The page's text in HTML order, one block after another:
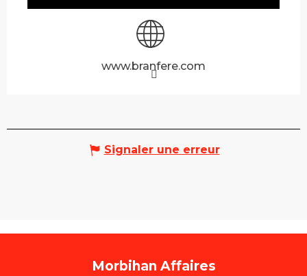
www.branfere.com
Signaler une erreur
Morbihan Affaires